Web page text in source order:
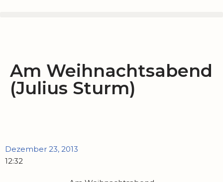
Am Weihnachtsabend
(Julius Sturm)
Dezember 23, 2013
12:32